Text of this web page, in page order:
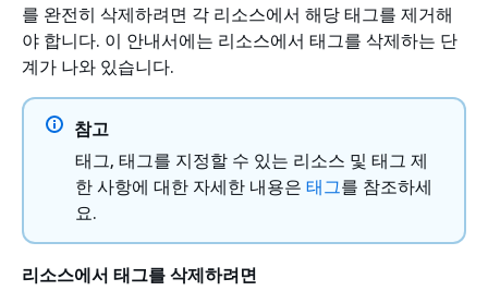
를 완전히 삭제하려면 각 리소스에서 해당 태그를 제거해
야 합니다. 이 안내서에는 리소스에서 태그를 삭제하는 단
계가 나와 있습니다.
참고
태그, 태그를 지정할 수 있는 리소스 및 태그 제
한 사항에 대한 자세한 내용은 태그를 참조하세
요.
리소스에서 태그를 삭제하려면